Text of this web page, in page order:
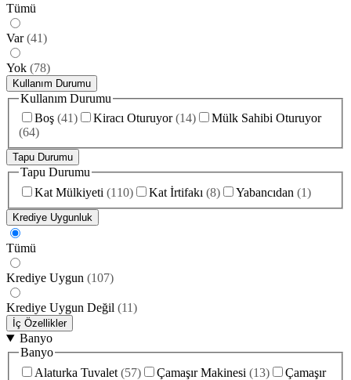
Tümü
Var (41)
Yok (78)
Kullanım Durumu
Kullanım Durumu
Boş (41) Kiracı Oturuyor (14)
Mülk Sahibi Oturuyor
(64)
Tapu Durumu
Tapu Durumu
Kat Mülkiyeti (110) Kat İrtifakı (8) Yabancıdan (1)
Krediye Uygunluk
Tümü
Krediye Uygun (107)
Krediye Uygun Değil (11)
İç Özellikler
Banyo
Banyo
Alaturka Tuvalet (57) Çamaşır Makinesi (13)
Çamaşır